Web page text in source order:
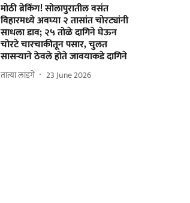
मोठी ब्रेकिंग! सोलापुरातील वसंत
विहारमध्ये अवघ्या २ तासांत चोरट्यांनी
साधला डाव; २५ तोळे दागिने घेऊन
चोरटे चारचाकीतून पसार, चुलत
सासऱ्याने ठेवले होते जावयाकडे दागिने
तात्या लांडगे 23 June 2026